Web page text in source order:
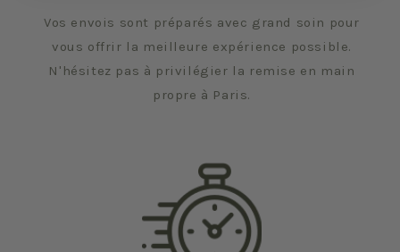
Vos envois sont préparés avec grand soin pour
vous offrir la meilleure expérience possible.
N'hésitez pas à privilégier la remise en main
propre à Paris.